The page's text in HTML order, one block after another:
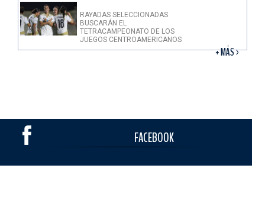
RAYADAS SELECCIONADAS
BUSCARÁN EL
TETRACAMPEONATO DE LOS
JUEGOS CENTROAMERICANOS
+ MÁS >
FACEBOOK